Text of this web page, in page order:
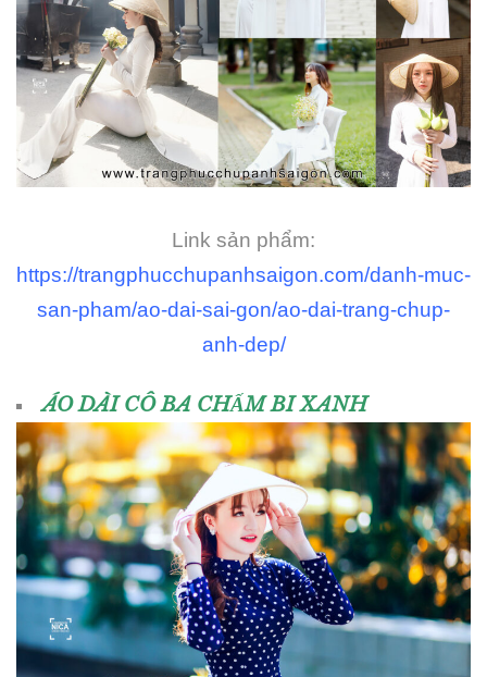
Link sản phẩm:
https://trangphucchupanhsaigon.com/danh-muc-
san-pham/ao-dai-sai-gon/ao-dai-trang-chup-
anh-dep/
ÁO DÀI CÔ BA CHẤM BI XANH